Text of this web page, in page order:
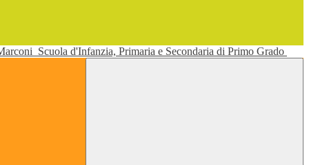
Scuola d'Infanzia, Primaria e Secondaria di Primo Grado